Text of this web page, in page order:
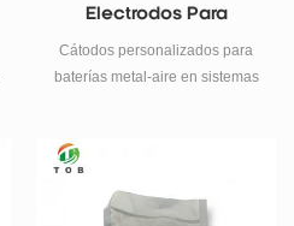
Electrodos Para
Baterías Metal-Aire |
Cátodos De Aluminio,
Cátodos personalizados para
baterías metal-aire en sistemas
electrodo multicapa con capas
para una eficiente reducción de